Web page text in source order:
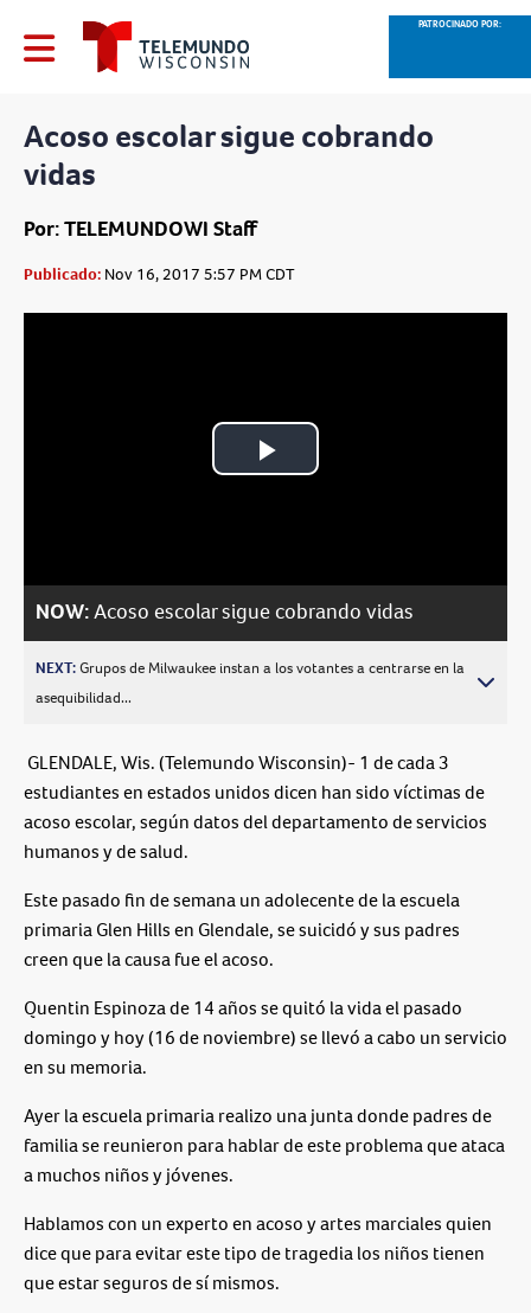
PATROCINADO POR:
Acoso escolar sigue cobrando
vidas
Por: TELEMUNDOWI Staff
Publicado: Nov 16, 2017 5:57 PM CDT
Play
NOW:Acoso escolar sigue cobrando vidas
NEXT:Grupos de Milwaukee instan a los votantes a centrarse en la
asequibilidad...
GLENDALE, Wis. (Telemundo Wisconsin)- 1 de cada 3
estudiantes en estados unidos dicen han sido víctimas de
acoso escolar, según datos del departamento de servicios
humanos y de salud.
Este pasado fin de semana un adolecente de la escuela
primaria Glen Hills en Glendale, se suicidó y sus padres
creen que la causa fue el acoso.
Quentin Espinoza de 14 años se quitó la vida el pasado
domingo y hoy (16 de noviembre) se llevó a cabo un servicio
en su memoria.
Ayer la escuela primaria realizo una junta donde padres de
familia se reunieron para hablar de este problema que ataca
a muchos niños y jóvenes.
Hablamos con un experto en acoso y artes marciales quien
dice que para evitar este tipo de tragedia los niños tienen
que estar seguros de sí mismos.